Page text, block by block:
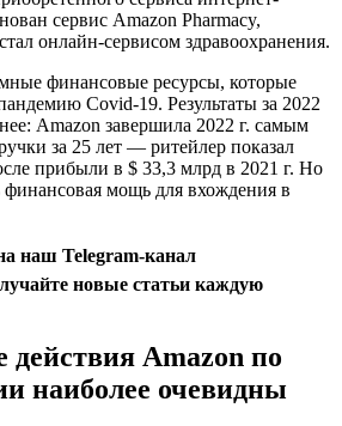
сервис Amazon Pharmacy,
онлайн-сервисом здравоохранения.
финансовые ресурсы, которые
Covid-19. Результаты за 2022
Amazon завершила 2022 г. самым
за 25 лет — ритейлер показал
прибыли в $ 33,3 млрд в 2021 г. Но
финансовая мощь для вхождения в
наш Telegram-канал
новые статьи каждую
действия Amazon по
наиболее очевидны